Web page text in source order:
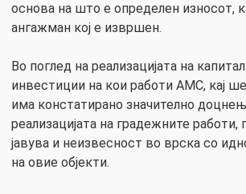
основа на што е определен износот,
ангажман кој е извршен.
Во поглед на реализацијата на
инвестиции на кои работи АМС, кај
има констатирано значително
реализацијата на градежните
јавува и неизвесност во врска со
на овие објекти.